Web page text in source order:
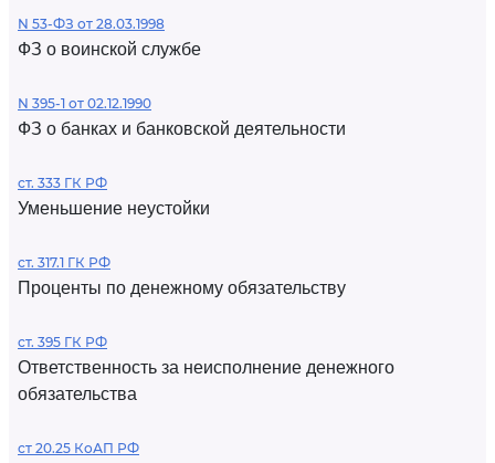
N 53-ФЗ от 28.03.1998
ФЗ о воинской службе
N 395-1 от 02.12.1990
ФЗ о банках и банковской деятельности
ст. 333 ГК РФ
Уменьшение неустойки
ст. 317.1 ГК РФ
Проценты по денежному обязательству
ст. 395 ГК РФ
Ответственность за неисполнение денежного
обязательства
ст 20.25 КоАП РФ